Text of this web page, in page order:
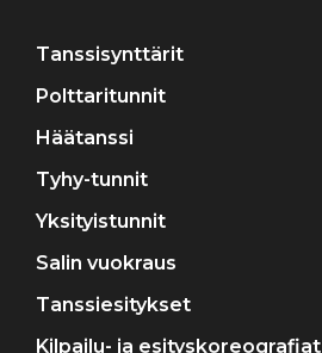
Tanssisynttärit
Polttaritunnit
Häätanssi
Tyhy-tunnit
Yksityistunnit
Salin vuokraus
Tanssiesitykset
Kilpailu- ja esityskoreografiat